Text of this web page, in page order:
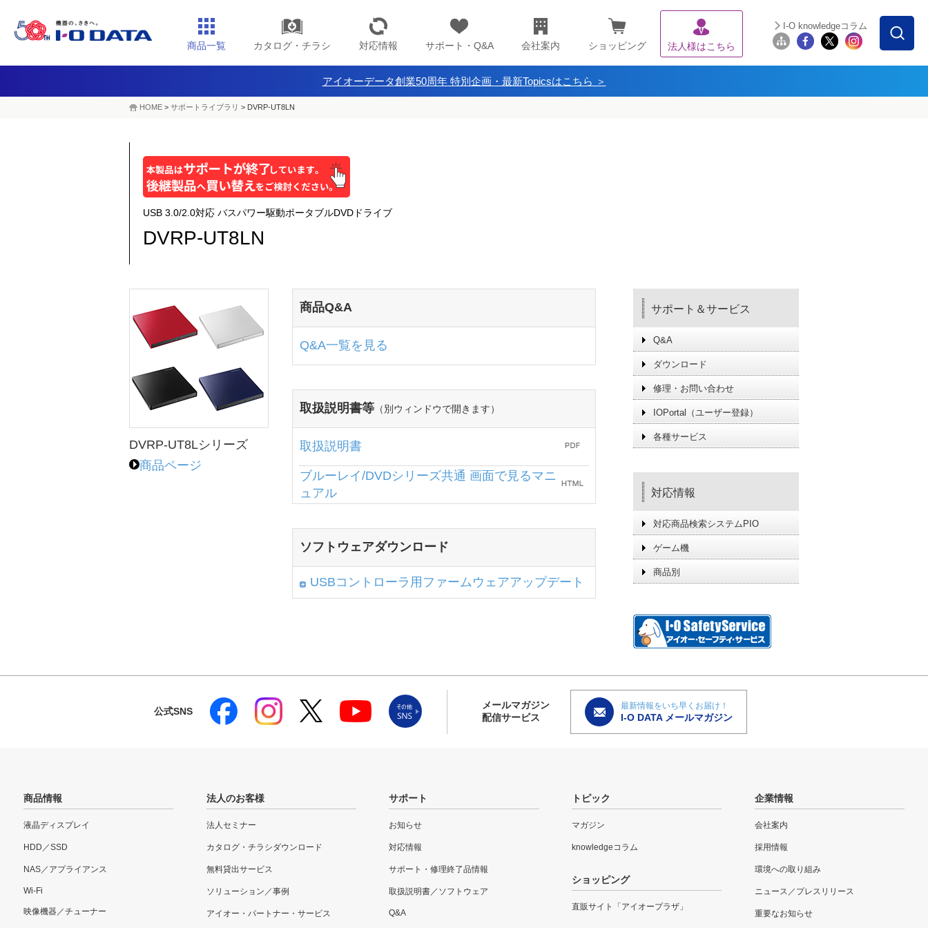
商品一覧 カタログ・チラシ 対応情報 サポート・Q&A 会社案内 ショッピング 法人様はこちら
I-O knowledgeコラム
アイオーデータ創業50周年 特別企画・最新Topicsはこちら ＞
HOME > サポートライブラリ > DVRP-UT8LN
USB 3.0/2.0対応 バスパワー駆動ポータブルDVDドライブ
DVRP-UT8LN
DVRP-UT8Lシリーズ
商品ページ
商品Q&A
Q&A一覧を見る
取扱説明書等 （別ウィンドウで開きます）
取扱説明書
ブルーレイ/DVDシリーズ共通 画面で見るマニ
ュアル
ソフトウェアダウンロード
USBコントローラ用ファームウェアアップデート
サポート＆サービス
Q&A
ダウンロード
修理・お問い合わせ
IOPortal（ユーザー登録）
各種サービス
対応情報
対応商品検索システムPIO
ゲーム機
商品別
公式SNS
メールマガジン
配信サービス
最新情報をいち早くお届け！
I-O DATA メールマガジン
商品情報
液晶ディスプレイ
HDD／SSD
NAS／アプライアンス
Wi-Fi
映像機器／チューナー
法人のお客様
法人セミナー
カタログ・チラシダウンロード
無料貸出サービス
ソリューション／事例
アイオー・パートナー・サービス
サポート
お知らせ
対応情報
サポート・修理終了品情報
取扱説明書／ソフトウェア
Q&A
トピック
マガジン
knowledgeコラム
ショッピング
直販サイト「アイオープラザ」
企業情報
会社案内
採用情報
環境への取り組み
ニュース／プレスリリース
重要なお知らせ